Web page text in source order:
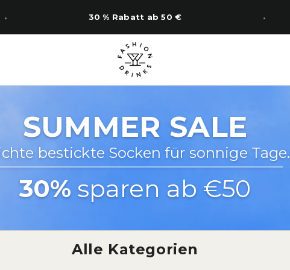
14 Tage Rückgabe
SUMMER SALE
bestickte Socken für sonnige Tage.
30% sparen ab €50
Alle Kategorien